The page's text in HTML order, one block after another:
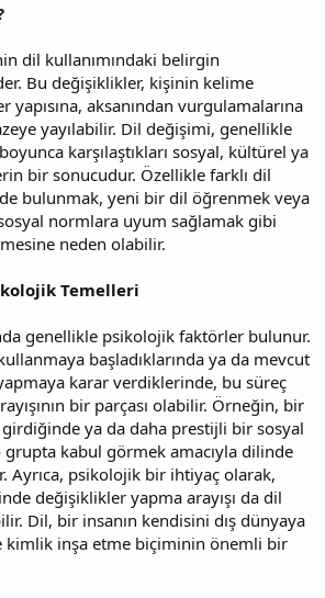
dil kullanımındaki belirgin
Bu değişiklikler, kişinin kelime
aksanından vurgulamalarına
yayılabilir. Dil değişimi, genellikle
karşılaştıkları sosyal, kültürel ya
bir sonucudur. Özellikle farklı dil
bulunmak, yeni bir dil öğrenmek veya
normlara uyum sağlamak gibi
neden olabilir.
Temelleri
genellikle psikolojik faktörler bulunur.
başladıklarında ya da mevcut
karar verdiklerinde, bu süreç
bir parçası olabilir. Örneğin, bir
ya da daha prestijli bir sosyal
grupta kabul görmek amacıyla dilinde
Ayrıca, psikolojik bir ihtiyaç olarak,
değişiklikler yapma arayışı da dil
Dil, bir insanın kendisini dış dünyaya
kimlik inşa etme biçiminin önemli bir